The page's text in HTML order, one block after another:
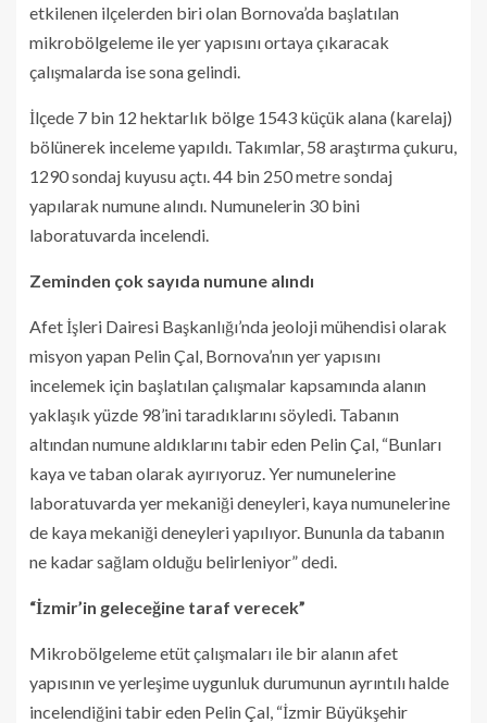
etkilenen ilçelerden biri olan Bornova’da başlatılan
mikrobölgeleme ile yer yapısını ortaya çıkaracak
çalışmalarda ise sona gelindi.
İlçede 7 bin 12 hektarlık bölge 1543 küçük alana (karelaj)
bölünerek inceleme yapıldı. Takımlar, 58 araştırma çukuru,
1290 sondaj kuyusu açtı. 44 bin 250 metre sondaj
yapılarak numune alındı. Numunelerin 30 bini
laboratuvarda incelendi.
Zeminden çok sayıda numune alındı
Afet İşleri Dairesi Başkanlığı’nda jeoloji mühendisi olarak
misyon yapan Pelin Çal, Bornova’nın yer yapısını
incelemek için başlatılan çalışmalar kapsamında alanın
yaklaşık yüzde 98’ini taradıklarını söyledi. Tabanın
altından numune aldıklarını tabir eden Pelin Çal, “Bunları
kaya ve taban olarak ayırıyoruz. Yer numunelerine
laboratuvarda yer mekaniği deneyleri, kaya numunelerine
de kaya mekaniği deneyleri yapılıyor. Bununla da tabanın
ne kadar sağlam olduğu belirleniyor” dedi.
“İzmir’in geleceğine taraf verecek”
Mikrobölgeleme etüt çalışmaları ile bir alanın afet
yapısının ve yerleşime uygunluk durumunun ayrıntılı halde
incelendiğini tabir eden Pelin Çal, “İzmir Büyükşehir